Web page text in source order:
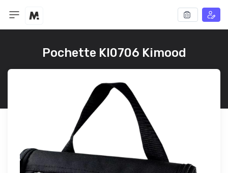
Pochette KI0706 Kimood